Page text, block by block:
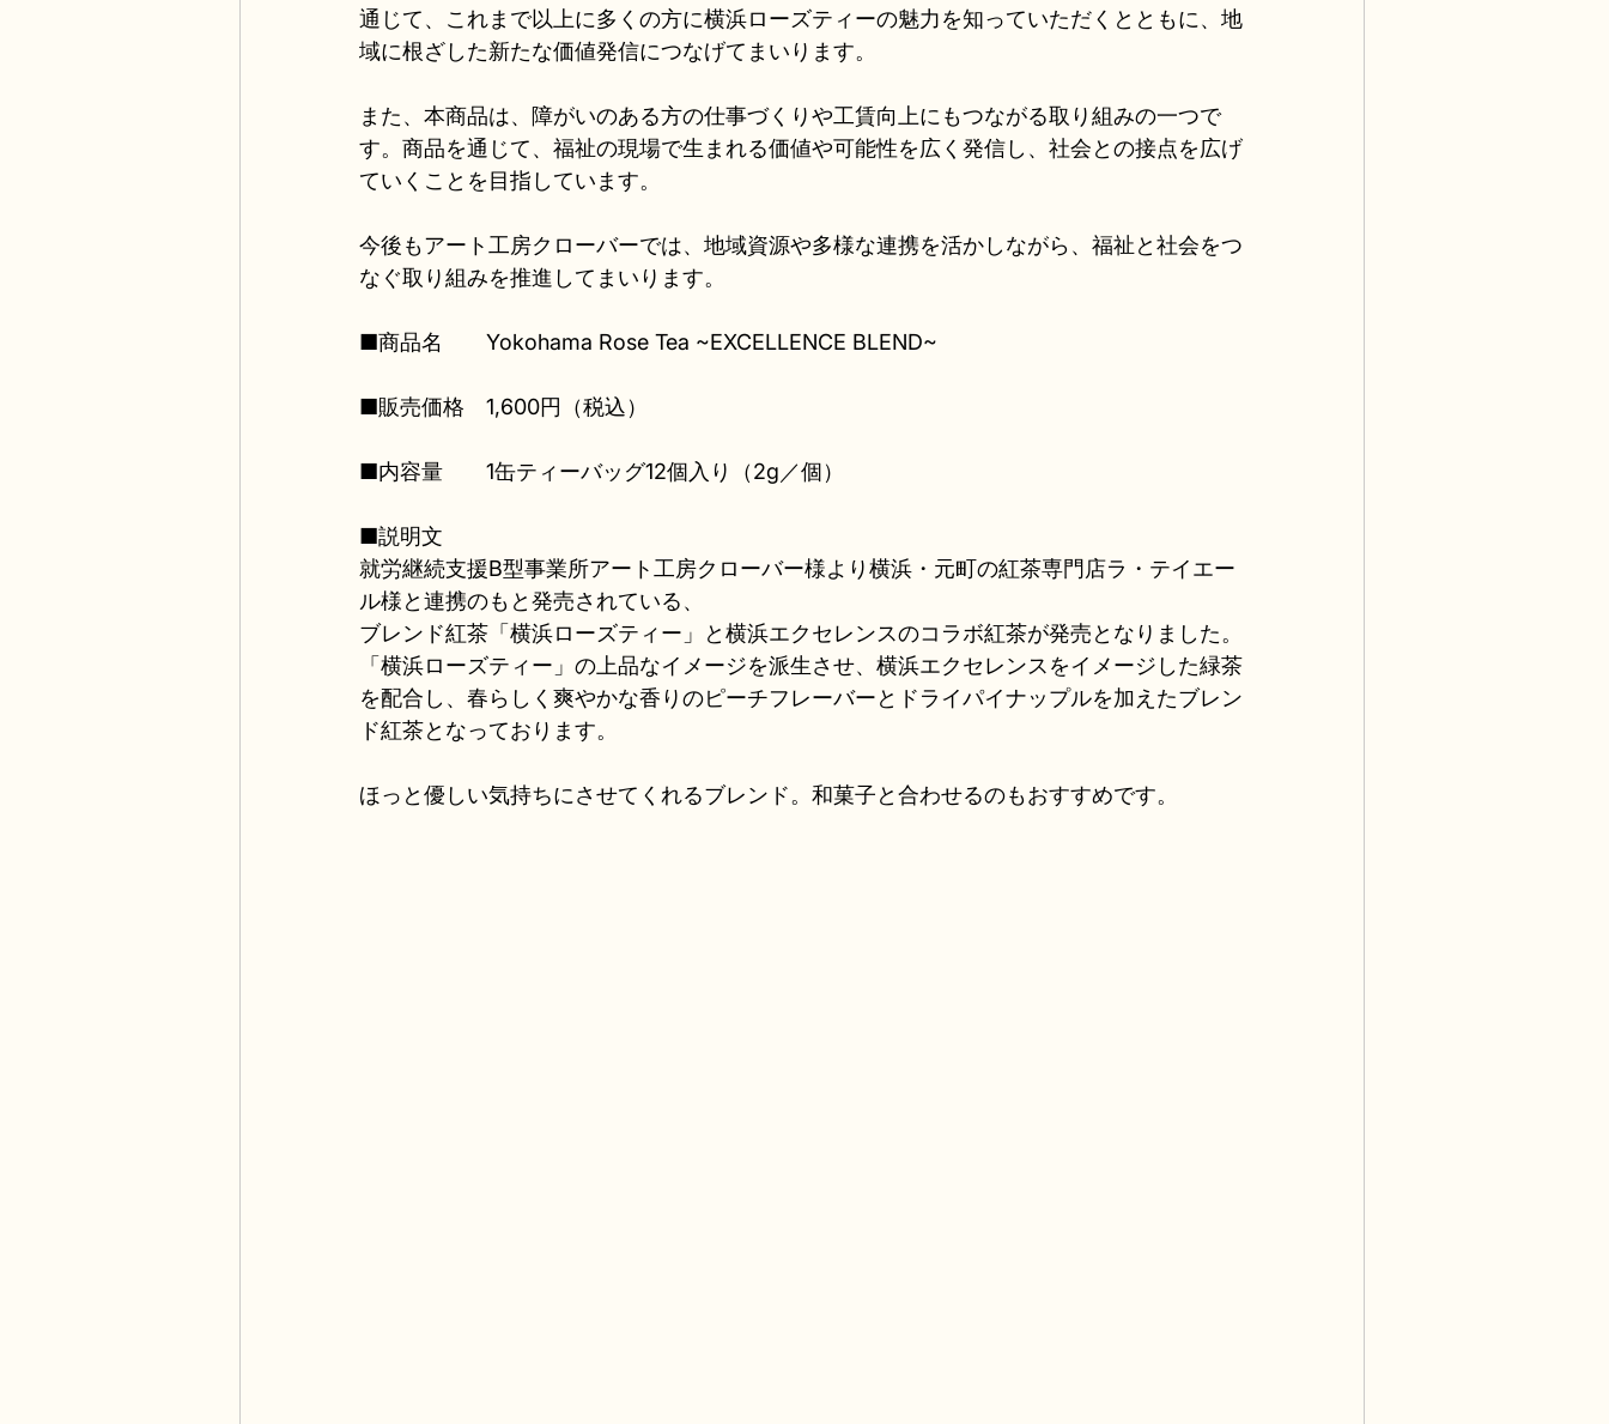
通じて、これまで以上に多くの方に横浜ローズティーの魅力を知っていただくとともに、地
域に根ざした新たな価値発信につなげてまいります。
また、本商品は、障がいのある方の仕事づくりや工賃向上にもつながる取り組みの一つで
す。商品を通じて、福祉の現場で生まれる価値や可能性を広く発信し、社会との接点を広げ
ていくことを目指しています。
今後もアート工房クローバーでは、地域資源や多様な連携を活かしながら、福祉と社会をつ
なぐ取り組みを推進してまいります。
■商品名　　Yokohama Rose Tea ~EXCELLENCE BLEND~
■販売価格　1,600円（税込）
■内容量　　1缶ティーバッグ12個入り（2g／個）
■説明文
就労継続支援B型事業所アート工房クローバー様より横浜・元町の紅茶専門店ラ・テイエー
ル様と連携のもと発売されている、
ブレンド紅茶「横浜ローズティー」と横浜エクセレンスのコラボ紅茶が発売となりました。
「横浜ローズティー」の上品なイメージを派生させ、横浜エクセレンスをイメージした緑茶
を配合し、春らしく爽やかな香りのピーチフレーバーとドライパイナップルを加えたブレン
ド紅茶となっております。
ほっと優しい気持ちにさせてくれるブレンド。和菓子と合わせるのもおすすめです。